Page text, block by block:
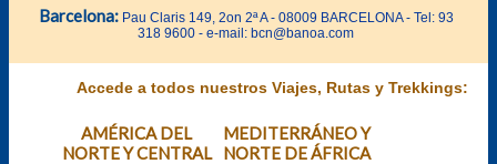
Barcelona:Pau Claris 149, 2on 2ª A - 08009 BARCELONA - Tel: 93
318 9600 - e-mail: bcn@banoa.com
Accede a todos nuestros Viajes, Rutas y Trekkings:
AMÉRICA DEL
NORTE Y CENTRAL
MEDITERRÁNEO Y
NORTE DE ÁFRICA